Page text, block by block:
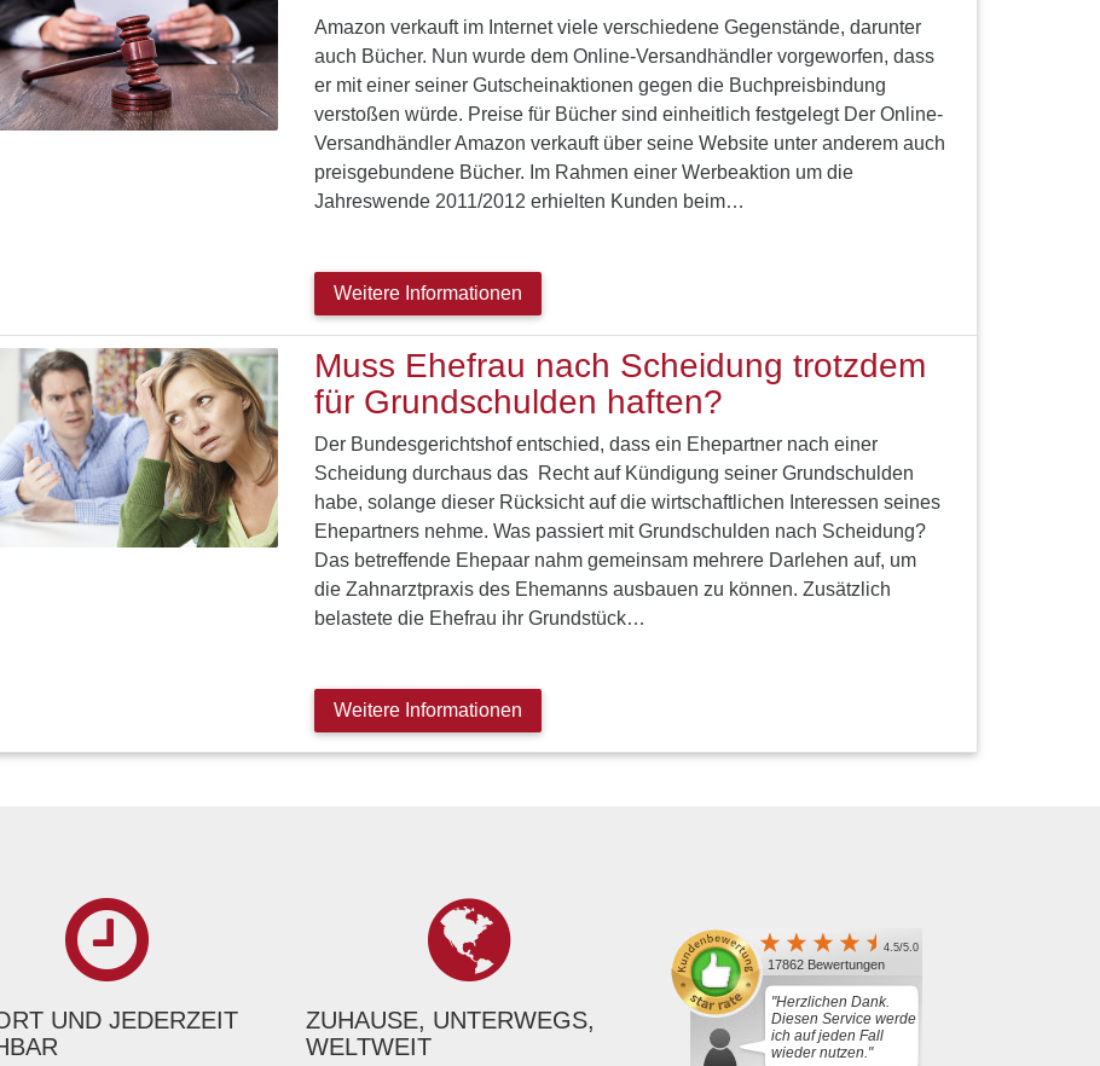
Amazon verkauft im Internet viele verschiedene Gegenstände, darunter
auch Bücher. Nun wurde dem Online-Versandhändler vorgeworfen, dass
er mit einer seiner Gutscheinaktionen gegen die Buchpreisbindung
verstoßen würde. Preise für Bücher sind einheitlich festgelegt Der Online-
Versandhändler Amazon verkauft über seine Website unter anderem auch
preisgebundene Bücher. Im Rahmen einer Werbeaktion um die
Jahreswende 2011/2012 erhielten Kunden beim…
Weitere Informationen
Muss Ehefrau nach Scheidung trotzdem
für Grundschulden haften?
Der Bundesgerichtshof entschied, dass ein Ehepartner nach einer
Scheidung durchaus das Recht auf Kündigung seiner Grundschulden
habe, solange dieser Rücksicht auf die wirtschaftlichen Interessen seines
Ehepartners nehme. Was passiert mit Grundschulden nach Scheidung?
Das betreffende Ehepaar nahm gemeinsam mehrere Darlehen auf, um
die Zahnarztpraxis des Ehemanns ausbauen zu können. Zusätzlich
belastete die Ehefrau ihr Grundstück…
Weitere Informationen
UND JEDERZEIT
ZUHAUSE, UNTERWEGS,
WELTWEIT
4.5/5.0
17862 Bewertungen
"Herzlichen Dank.
Diesen Service werde
ich auf jeden Fall
wieder nutzen."